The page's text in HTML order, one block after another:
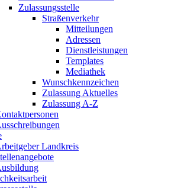
Zulassungsstelle
Straßenverkehr
Mitteilungen
Adressen
Dienstleistungen
Templates
Mediathek
Wunschkennzeichen
Zulassung Aktuelles
Zulassung A-Z
Landkreis